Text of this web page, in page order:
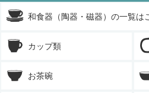
和食器（陶器・磁器）の一覧は
カップ類
お茶碗